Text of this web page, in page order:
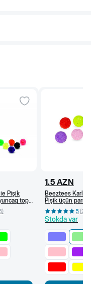
Pişik
top,
)
1.5 AZN
Beeztees Karlie
Pişik üçün
oyuncaq top,
(Açıq yaşıl) 5(2
Stokda var